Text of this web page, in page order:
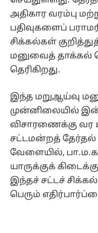
அதிகார வரம்பு
பதிவுகளைப்
சிக்கல்கள்
மனுவைத் தாக்கல்
தெரிகிறது.
இந்த மறுஆய்வு
முன்னிலையில்
விசாரணைக்கு வர
சட்டமன்றத் தேர்தல்
வேளையில்,
யாருக்குக்
இந்தச் சட்டச்
பெரும்